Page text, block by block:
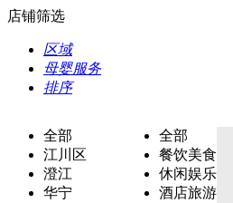
店铺筛选
区域
母婴服务
排序
全部
江川区
澄江
华宁
全部
餐饮美食
休闲娱乐
酒店旅游